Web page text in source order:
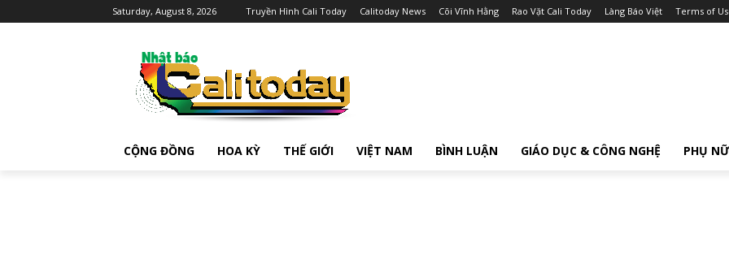
Saturday, August 8, 2026 Truyền Hình Cali Today Calitoday News Cõi Vĩnh Hằng Rao Vặt Cali Today Làng Báo Việt Terms of
CỘNG ĐỒNG HOA KỲ THẾ GIỚI VIỆT NAM BÌNH LUẬN GIÁO DỤC & CÔNG NGHỆ PHỤ NỮ